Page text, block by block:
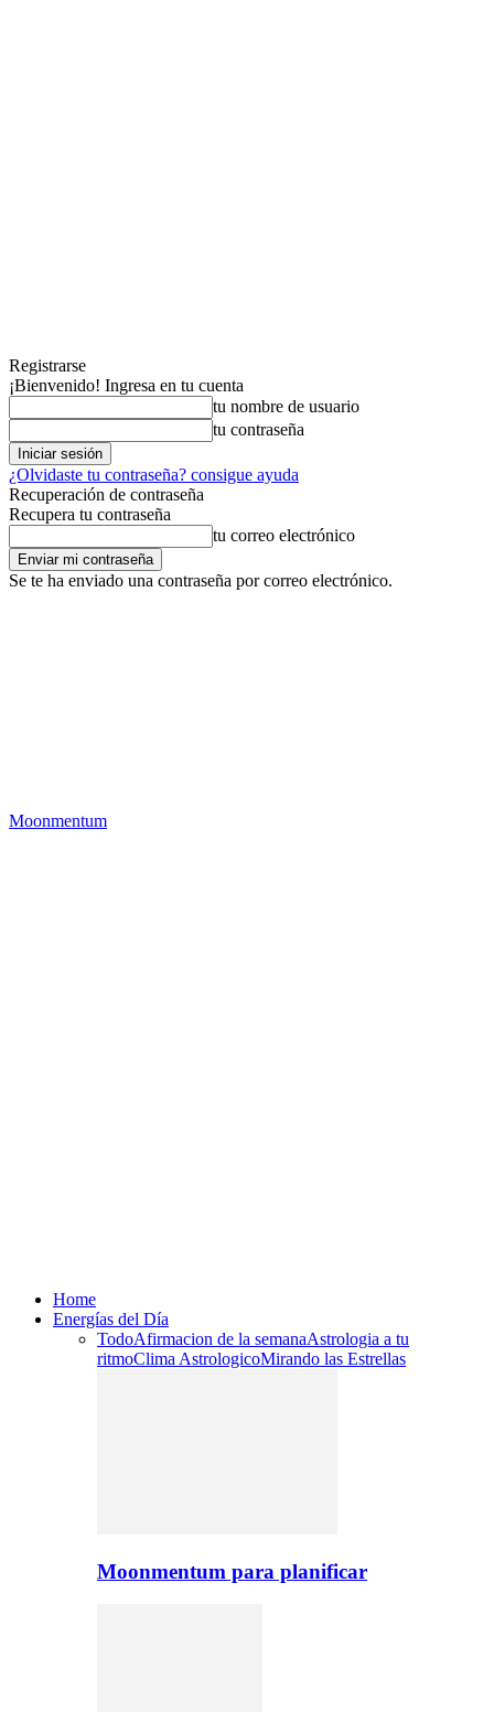
Registrarse
¡Bienvenido! Ingresa en tu cuenta
tu nombre de usuario
tu contraseña
¿Olvidaste tu contraseña? consigue ayuda
Recuperación de contraseña
Recupera tu contraseña
tu correo electrónico
Se te ha enviado una contraseña por correo electrónico.
Moonmentum
Home
Energías del Día
TodoAfirmacion de la semanaAstrologia a tu
ritmoClima AstrologicoMirando las Estrellas
Moonmentum para planificar